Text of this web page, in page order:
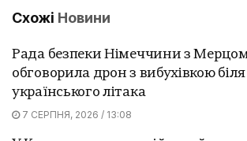
Схожі Новини
Рада безпеки Німеччини з
обговорила дрон з вибухівкою біля
українського літака
7 СЕРПНЯ, 2026 / 13:08